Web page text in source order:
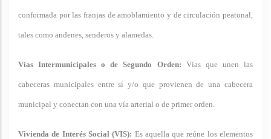
conformada por las franjas de amoblamiento y de circulación peatonal,
tales como andenes, senderos y alamedas.
Vías Intermunicipales o de Segundo Orden: Vías que unen las
cabeceras municipales entre sí y/o que provienen de una cabecera
municipal y conectan con una vía arterial o de primer orden.
Vivienda de Interés Social (VIS): Es aquella que reúne los elementos